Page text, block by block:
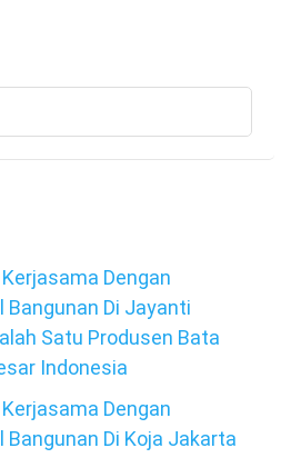
Dengan
Di Jayanti
Satu Produsen Bata
Indonesia
Dengan
Di Koja Jakarta